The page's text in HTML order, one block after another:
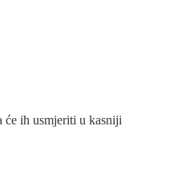
će ih usmjeriti u kasniji